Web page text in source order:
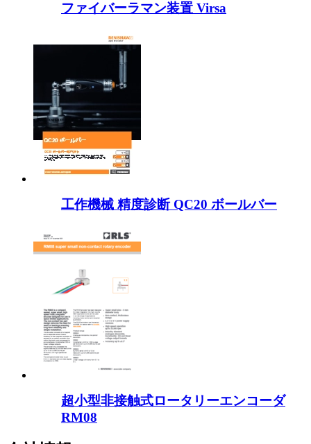
ファイバーラマン装置 Virsa
工作機械 精度診断 QC20 ボールバー
超小型非接触式ロータリーエンコーダ
RM08